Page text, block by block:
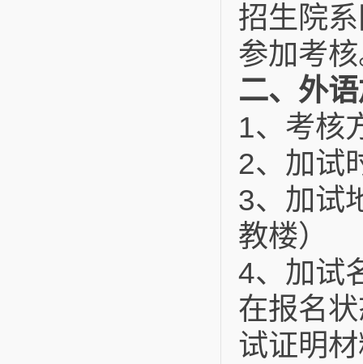
招生院
参加考
二、外
1、考核
2、加试
3、加试
教楼）
4、加试
在报名
试证明